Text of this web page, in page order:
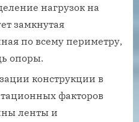
нагрузок на
замкнутая
по всему периметру,
опоры.
конструкции в
факторов
ленты и